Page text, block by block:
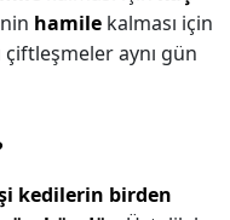
hamile kalması için
çiftleşmeler aynı gün
kedilerin birden